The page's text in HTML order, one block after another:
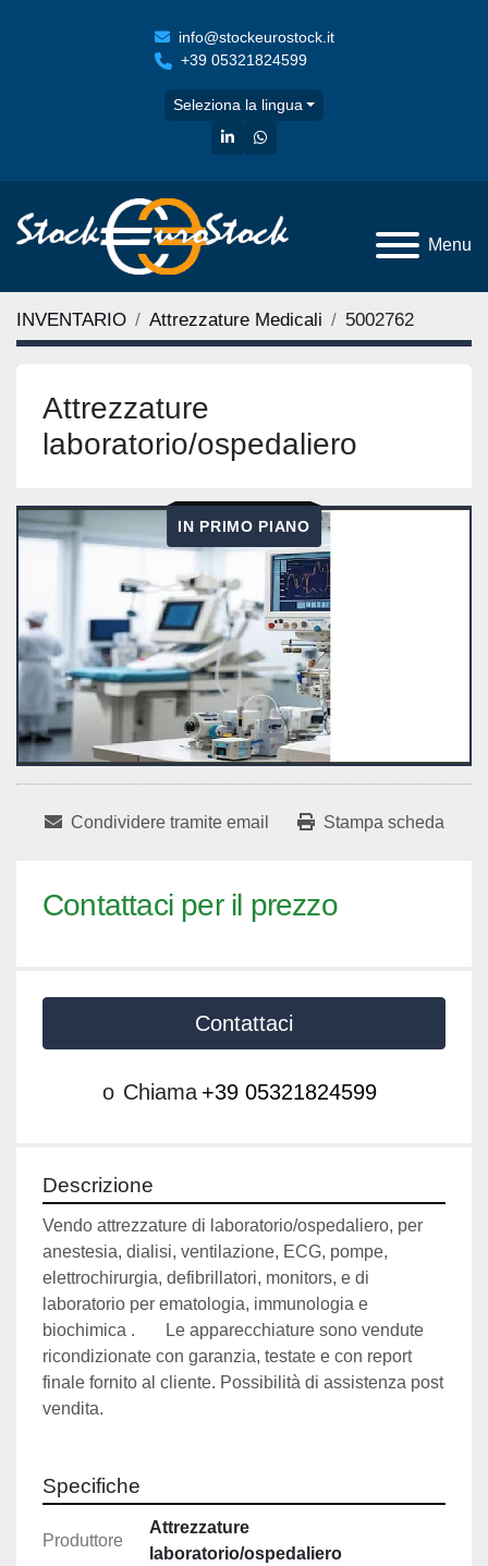
info@stockeurostock.it
+39 05321824599
Seleziona la lingua
linkedinwhatsapp
Menu
INVENTARIO Attrezzature Medicali 5002762
Attrezzature
laboratorio/ospedaliero
IN PRIMO PIANO
Condividere tramite email Stampa scheda
Contattaci per il prezzo
Contattaci
o Chiama +39 05321824599
Descrizione
Vendo attrezzature di laboratorio/ospedaliero, per
anestesia, dialisi, ventilazione, ECG, pompe,
elettrochirurgia, defibrillatori, monitors, e di
laboratorio per ematologia, immunologia e
biochimica .       Le apparecchiature sono vendute
ricondizionate con garanzia, testate e con report
finale fornito al cliente. Possibilità di assistenza post
vendita.
Specifiche
Produttore
Attrezzature
laboratorio/ospedaliero